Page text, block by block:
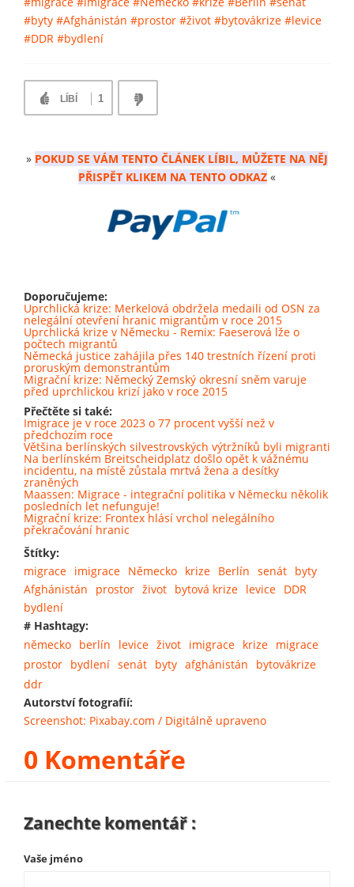
#byty #Afghánistán #prostor #život #bytovákrize #levice
#DDR #bydlení
LÍBÍ 1
» POKUD SE VÁM TENTO ČLÁNEK LÍBIL, MŮŽETE NA NĚJ
PŘISPĚT KLIKEM NA TENTO ODKAZ «
Doporučujeme:
Uprchlická krize: Merkelová obdržela medaili od OSN za
nelegální otevření hranic migrantům v roce 2015
Uprchlická krize v Německu - Remix: Faeserová lže o
počtech migrantů
Německá justice zahájila přes 140 trestních řízení proti
proruským demonstrantům
Migrační krize: Německý Zemský okresní sněm varuje
před uprchlickou krizí jako v roce 2015
Přečtěte si také:
Imigrace je v roce 2023 o 77 procent vyšší než v
předchozím roce
Většina berlínských silvestrovských výtržníků byli migranti
Na berlínském Breitscheidplatz došlo opět k vážnému
incidentu, na místě zůstala mrtvá žena a desítky
zraněných
Maassen: Migrace - integrační politika v Německu několik
posledních let nefunguje!
Migrační krize: Frontex hlásí vrchol nelegálního
překračování hranic
Štítky:
migrace imigrace Německo krize Berlín senát byty
Afghánistán
prostor život bytová krize levice DDR
bydlení
# Hashtagy:
německo berlín levice život imigrace krize migrace
prostor bydlení senát byty afghánistán
bytovákrize
ddr
Autorství fotografií:
Screenshot: Pixabay.com / Digitálně upraveno
0 Komentáře
Zanechte komentář :
Vaše jméno